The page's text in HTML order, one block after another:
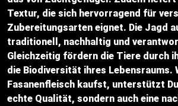
Textur, die sich hervorragend für
Zubereitungsarten eignet. Die Jagd
traditionell, nachhaltig und
Gleichzeitig fördern die Tiere durch
die Biodiversität ihres Lebensraums.
Fasanenfleisch kaufst, unterstützt
echte Qualität, sondern auch eine